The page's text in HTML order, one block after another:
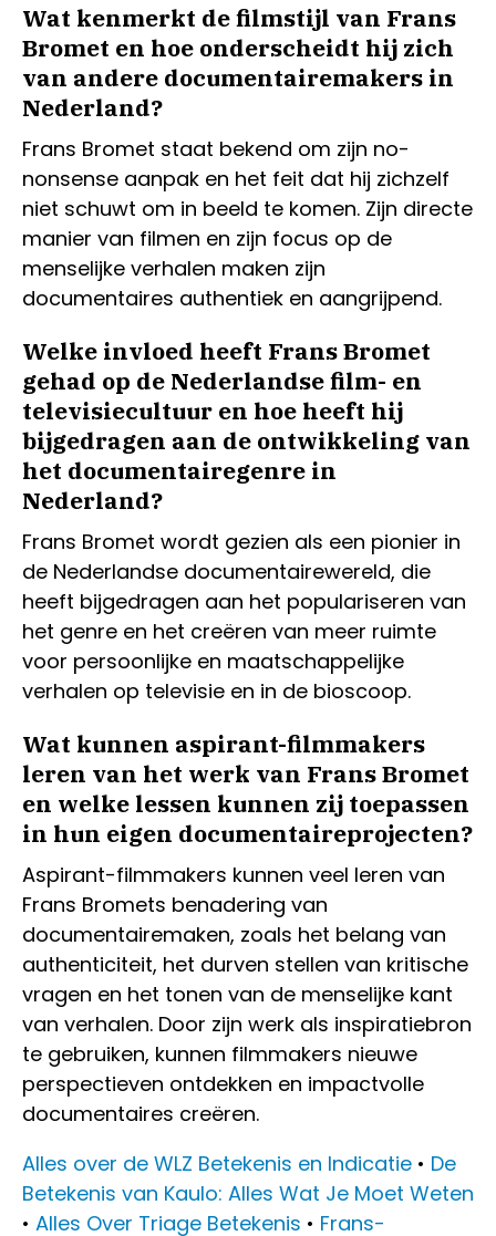
Wat kenmerkt de filmstijl van Frans
Bromet en hoe onderscheidt hij zich
van andere documentairemakers in
Nederland?
Frans Bromet staat bekend om zijn no-
nonsense aanpak en het feit dat hij zichzelf
niet schuwt om in beeld te komen. Zijn directe
manier van filmen en zijn focus op de
menselijke verhalen maken zijn
documentaires authentiek en aangrijpend.
Welke invloed heeft Frans Bromet
gehad op de Nederlandse film- en
televisiecultuur en hoe heeft hij
bijgedragen aan de ontwikkeling van
het documentairegenre in
Nederland?
Frans Bromet wordt gezien als een pionier in
de Nederlandse documentairewereld, die
heeft bijgedragen aan het populariseren van
het genre en het creëren van meer ruimte
voor persoonlijke en maatschappelijke
verhalen op televisie en in de bioscoop.
Wat kunnen aspirant-filmmakers
leren van het werk van Frans Bromet
en welke lessen kunnen zij toepassen
in hun eigen documentaireprojecten?
Aspirant-filmmakers kunnen veel leren van
Frans Bromets benadering van
documentairemaken, zoals het belang van
authenticiteit, het durven stellen van kritische
vragen en het tonen van de menselijke kant
van verhalen. Door zijn werk als inspiratiebron
te gebruiken, kunnen filmmakers nieuwe
perspectieven ontdekken en impactvolle
documentaires creëren.
Alles over de WLZ Betekenis en Indicatie • De
Betekenis van Kaulo: Alles Wat Je Moet Weten
• Alles Over Triage Betekenis • Frans-